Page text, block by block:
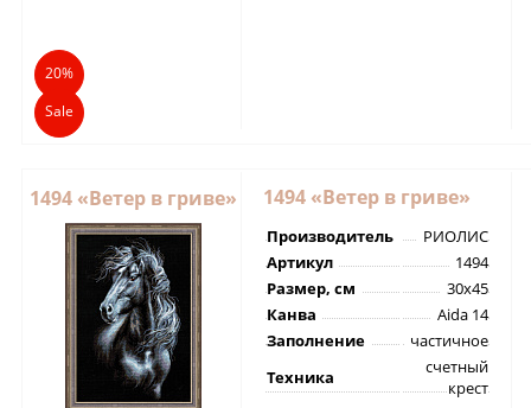
20%
Sale
1494 «Ветер в гриве» 1494 «Ветер в гриве»
Производитель
РИОЛИС
Артикул
1494
Размер, см
30х45
Канва
Aida 14
Заполнение
частичное
Техника
счетный
крест